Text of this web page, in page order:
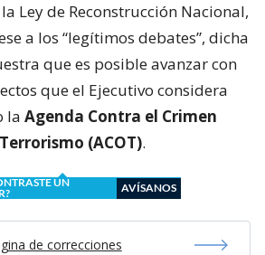
Ley de Reconstrucción Nacional,
a los “legítimos debates”, dicha
que es posible avanzar con
que el Ejecutivo considera
la Agenda Contra el Crimen
(ACOT).
UN
AVÍSANOS
de correcciones